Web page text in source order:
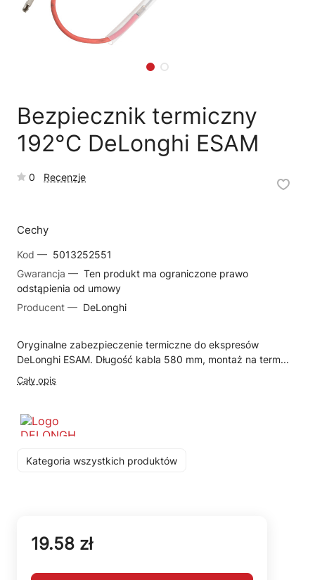
Bezpiecznik termiczny
192°C DeLonghi ESAM
0 Recenzje
Cechy
Kod — 5013252551
Gwarancja — Ten produkt ma ograniczone prawo
odstąpienia od umowy
Producent — DeLonghi
Oryginalne zabezpieczenie termiczne do ekspresów
DeLonghi ESAM. Długość kabla 580 mm, montaż na term...
Cały opis
Kategoria wszystkich produktów
19.58 zł
🗹Reklamacja naprawy